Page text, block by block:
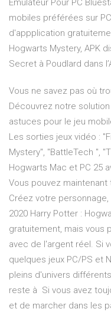
Emulateur Pour PC
mobiles préférées sur
d'appplication
Hogwarts Mystery, APK
Secret à Poudlard dans
Vous ne savez pas où
Découvrez notre
astuces pour le jeu
Les sorties jeux vidéo :
Mystery", "BattleTech ",
Hogwarts Mac et PC 25
Vous pouvez
Créez votre
2020 Harry Potter :
gratuitement, mais vous
avec de l'argent réel. Si
quelques jeux PC/PS et
pleins d'univers
reste à Si vous avez
et de marcher dans les